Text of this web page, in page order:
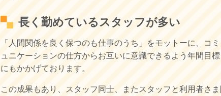
長く勤めているスタッフが多い
「人間関係を良く保つのも仕事のうち」をモットーに、コミ
ュニケーションの仕方からお互いに意識できるよう年間目標
にもかかげております。
この成果もあり、スタッフ同士、またスタッフと利用者さ